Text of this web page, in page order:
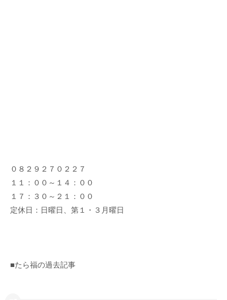
０８２９２７０２２７
１１：００～１４：００
１７：３０～２１：００
定休日：日曜日、第１・３月曜日
■たら福の過去記事